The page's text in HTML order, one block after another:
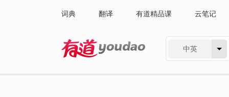
词典 翻译 有道精品课 云笔记
中英